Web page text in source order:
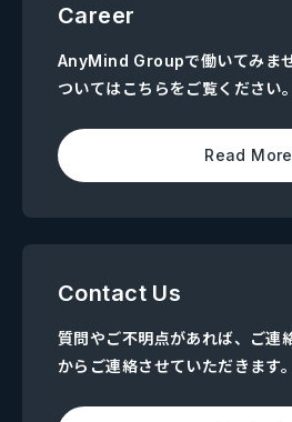
Career
AnyMind Groupで働いてみま
ついてはこちらをご覧ください。
Read More
Contact Us
質問やご不明点があれば、ご連
からご連絡させていただきます。